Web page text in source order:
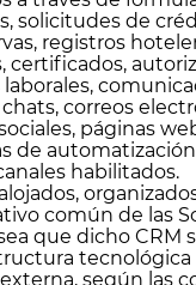
solicitudes de
registros
certificados,
correos
páginas
de
habilitados.
común de las
que dicho CRM
tecnológica
según las